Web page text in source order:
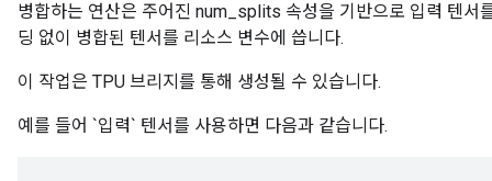
병합하는 연산은 주어진 num_splits 속성을 기반으로 입력 텐서
딩 없이 병합된 텐서를 리소스 변수에 씁니다.
이 작업은 TPU 브리지를 통해 생성될 수 있습니다.
예를 들어 `입력` 텐서를 사용하면 다음과 같습니다.